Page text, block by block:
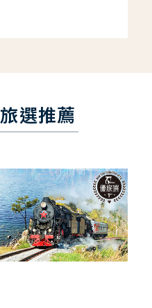
選推薦